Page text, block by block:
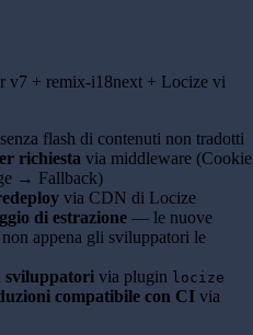
v7 + remix-i18next + Locize vi
senza flash di contenuti non tradotti
richiesta via middleware (Cookie
→ Fallback)
via CDN di Locize
di estrazione — le nuove
appena gli sviluppatori le
sviluppatori via plugin locize
compatibile con CI via